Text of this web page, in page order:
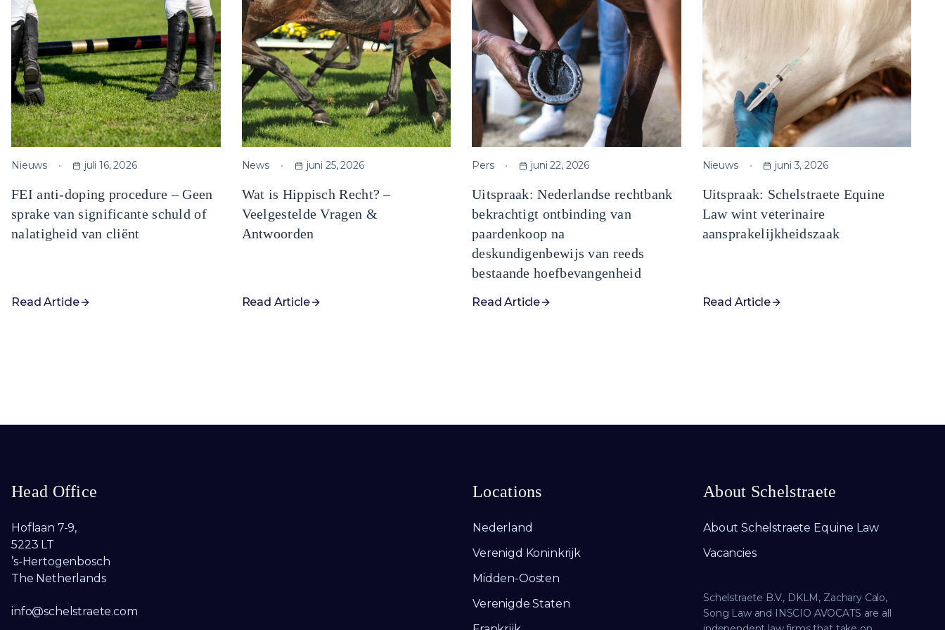
Nieuws juli 16, 2026
FEI anti-doping procedure – Geen
sprake van significante schuld of
nalatigheid van cliënt
Read Article
News juni 25, 2026
Wat is Hippisch Recht? –
Veelgestelde Vragen &
Antwoorden
Read Article
Pers juni 22, 2026
Uitspraak: Nederlandse rechtbank
bekrachtigt ontbinding van
paardenkoop na
deskundigenbewijs van reeds
bestaande hoefbevangenheid
Read Article
Nieuws juni 3, 2026
Uitspraak: Schelstraete Equine
Law wint veterinaire
aansprakelijkheidszaak
Read Article
Head Office
Hoflaan 7-9,
5223 LT
’s-Hertogenbosch
The Netherlands
info@schelstraete.com
Locations
Nederland
Verenigd Koninkrijk
Midden-Oosten
Verenigde Staten
About Schelstraete
About Schelstraete Equine Law
Vacancies
Schelstraete B.V., DKLM, Zachary Calo,
Song Law and INSCIO AVOCATS are all